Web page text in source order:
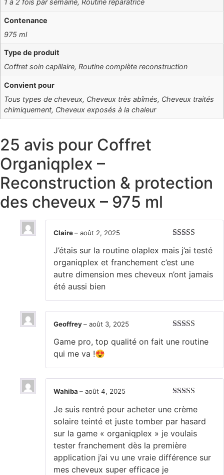
1 à 2 fois par semaine, Routine réparatrice
Contenance
975 ml
Type de produit
Coffret soin capillaire, Routine complète reconstruction
Convient pour
Tous types de cheveux, Cheveux très abîmés, Cheveux traités
chimiquement, Cheveux exposés à la chaleur
25 avis pour Coffret
Organiqplex –
Reconstruction & protection
des cheveux – 975 ml
Claire– août 2, 2025
J’étais sur la routine olaplex mais j’ai testé
organiqplex et franchement c’est une
autre dimension mes cheveux n’ont jamais
été aussi bien
Geoffrey– août 3, 2025
Game pro, top qualité on fait une routine
qui me va !😍
Wahiba – août 4, 2025
Je suis rentré pour acheter une crème
solaire teinté et juste tomber par hasard
sur la game « organiqplex » je voulais
tester franchement dès la première
application j’ai vu une vraie différence sur
mes cheveux super efficace je